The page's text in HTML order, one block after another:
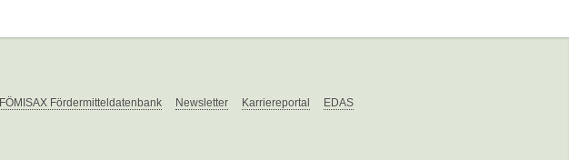
FÖMISAX Fördermitteldatenbank Newsletter Karriereportal EDAS